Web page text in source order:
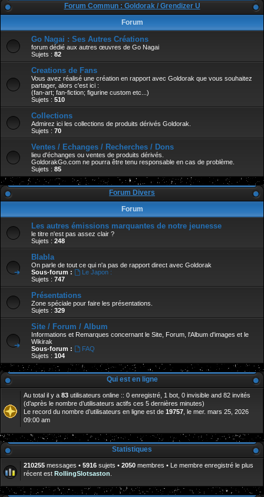
Forum Commun : Goldorak / Grendizer U
Forum
Go Nagai : Ses Autres Créations
forum dédié aux autres œuvres de Go Nagai
Sujets : 82
Creations de Fans
Vous avez réalisé une création en rapport avec Goldorak que vous souhaitez
partager, alors c'est ici :
(fan-art; fan-fiction; figurine custom etc...)
Sujets : 510
Collections
Admirez ici les collections de produits dérivés Goldorak.
Sujets : 70
Ventes / Echanges / Recherches / Dons
lieu d'échanges ou ventes de produits dérivés.
GoldorakGo.com ne pourra être tenu responsable en cas de problème.
Sujets : 85
Forum Divers
Forum
Les autres émissions marquantes de notre jeunesse
le titre n'est pas assez clair ?
Sujets : 248
Blabla
On parle de tout ce qui n'a pas de rapport direct avec Goldorak
Sous-forum :
Le Japon :
Sujets : 747
Présentations
Zone spéciale pour faire les présentations.
Sujets : 329
Site / Forum / Album
Informations et Remarques concernant le Site, Forum, l'Album d'images et le
Wikirak
Sous-forum :
FAQ
Sujets : 104
Qui est en ligne
Au total il y a 83 utilisateurs online :: 0 enregistré, 1 bot, 0 invisible and 82 invités
(d’après le nombre d’utilisateurs actifs ces 5 dernières minutes)
Le record du nombre d’utilisateurs en ligne est de 19757 , le mer. mars 25, 2026
09:00 am
Statistiques
210255 messages • 5916 sujets • 2050 membres • Le membre enregistré le plus
récent est RollingSlotsaston